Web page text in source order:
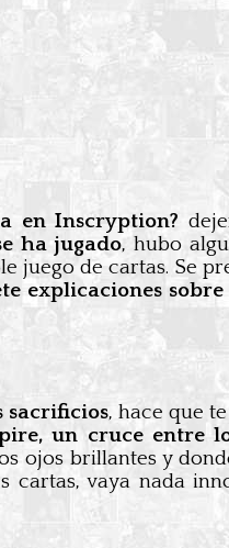
en Inscryption?
ha jugado, hubo
de cartas. Se
explicaciones
sacrificios, hace que
un cruce entre
ojos brillantes y
cartas, vaya nada